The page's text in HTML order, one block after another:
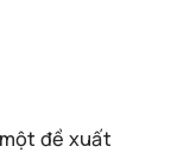
đề xuất